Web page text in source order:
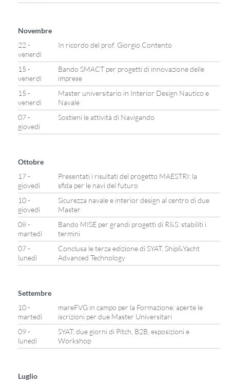
Novembre
22 -
venerdì
In ricordo del prof. Giorgio Contento
15 -
venerdì
Bando SMACT per progetti di innovazione delle
imprese
15 -
venerdì
Master universitario in Interior Design Nautico e
Navale
07 -
giovedì
Sostieni le attività di Navigando
Ottobre
17 -
giovedì
Presentati i risultati del progetto MAESTRI: la
sfida per le navi del futuro
10 -
giovedì
Sicurezza navale e interior design al centro di due
Master
08 -
martedì
Bando MISE per grandi progetti di R&S: stabiliti i
termini
07 -
lunedì
Conclusa le terza edizione di SYAT, Ship&Yacht
Advanced Technology
Settembre
10 -
martedì
mareFVG in campo per la Formazione: aperte le
iscrizioni per due Master Universitari
09 -
lunedì
SYAT: due giorni di Pitch, B2B, esposizioni e
Workshop
Luglio